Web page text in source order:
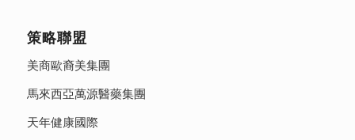
策略聯盟
美商歐裔美集團
馬來西亞萬源醫藥集團
天年健康國際